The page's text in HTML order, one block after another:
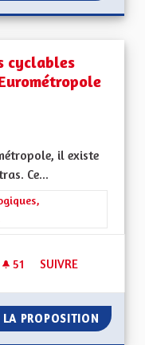
cyclables
il existe
Ce...
Les transitions
51 51 ABONNÉS
SUIVRE
PROPOSITION